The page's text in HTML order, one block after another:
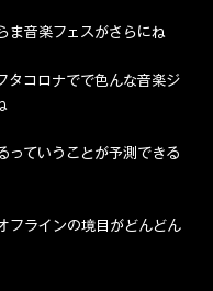
ま音楽フェスがさらにね
タコロナでで色んな音楽ジ
っていうことが予測できる
フラインの境目がどんどん